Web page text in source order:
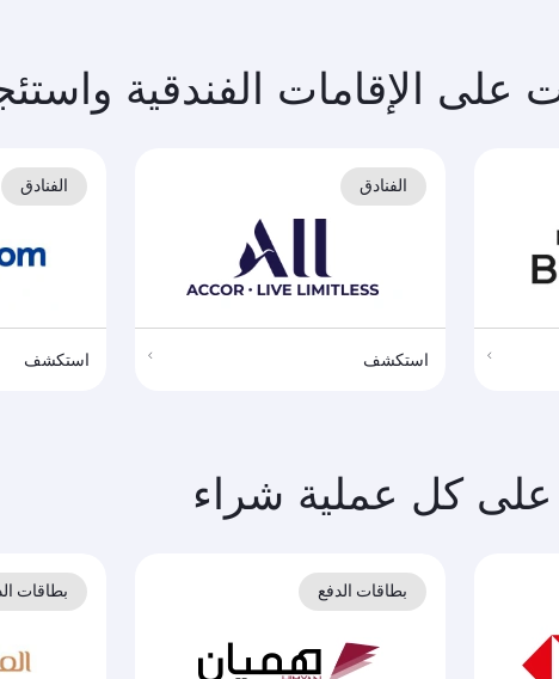
الإقامات الفندقية
استكشف
الفنادق
استكشف
الفنادق
كل عملية شراء
بطاقات الدفع بطاقات